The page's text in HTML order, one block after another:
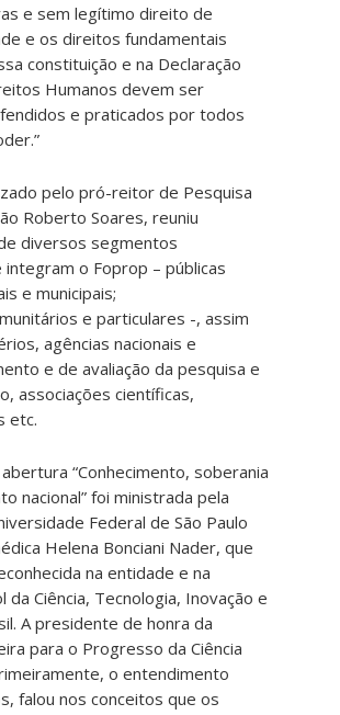
e sem legítimo direito de
e os direitos fundamentais
constituição e na Declaração
Humanos devem ser
e praticados por todos
pelo pró-reitor de Pesquisa
Roberto Soares, reuniu
diversos segmentos
integram o Foprop – públicas
e municipais;
e particulares -, assim
agências nacionais e
e de avaliação da pesquisa e
associações científicas,
etc.
“Conhecimento, soberania
nacional” foi ministrada pela
Federal de São Paulo
Helena Bonciani Nader, que
na entidade e na
da Ciência, Tecnologia, Inovação e
A presidente de honra da
para o Progresso da Ciência
o entendimento
falou nos conceitos que os